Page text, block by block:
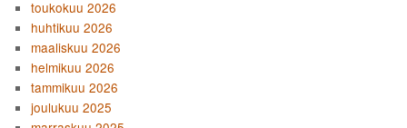
toukokuu 2026
huhtikuu 2026
maaliskuu 2026
helmikuu 2026
tammikuu 2026
joulukuu 2025